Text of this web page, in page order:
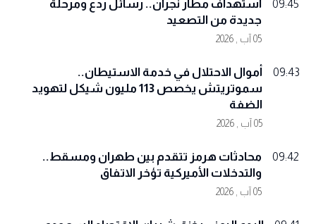
09:45
استهداف مطار نجران.. رسائل ردع ومرحلة
جديدة من التصعيد
05 آب , 2026
09:43
أموال الاحتلال في خدمة الاستيطان..
سموتريتش يخصص 113 مليون شيكل لتهويد
الضفة
05 آب , 2026
09:42
محادثات هرمز تتقدم بين طهران ومسقط..
والتدخلات الأميركية تؤخر الاتفاق
05 آب , 2026